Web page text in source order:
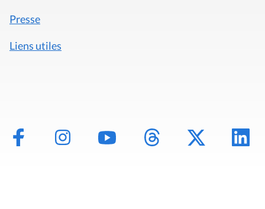
Presse
Liens utiles